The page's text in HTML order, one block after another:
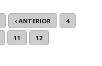
‹ ANTERIOR
4
11
12